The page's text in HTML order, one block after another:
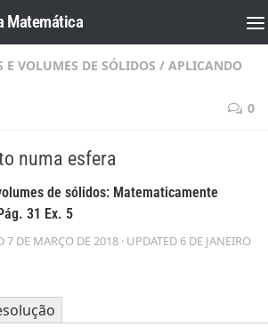
Matemática
E VOLUMES DE SÓLIDOS / APLICANDO
0
numa esfera
de sólidos: Matematicamente
31 Ex. 5
7 DE MARÇO DE 2018 · UPDATED 6 DE JANEIRO